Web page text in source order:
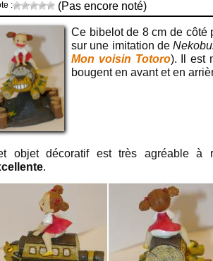
: (Pas encore noté)
Ce bibelot de 8 cm de
sur une imitation de
Mon voisin Totoro). Il est
bougent en avant et en
objet décoratif est très agréable à
.